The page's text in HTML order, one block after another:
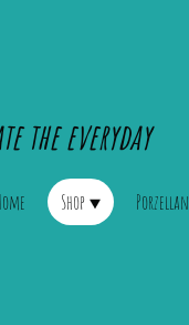
the everyday
Shop Porzellan